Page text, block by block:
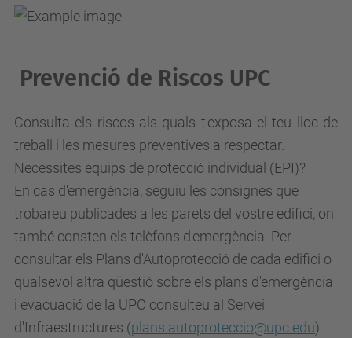
Prevenció de Riscos UPC
Consulta els riscos als quals t'exposa el teu lloc de
treball i les mesures preventives a respectar.
Necessites equips de protecció individual (EPI)?
En cas d'emergència, seguiu les consignes que
trobareu publicades a les parets del vostre edifici, on
també consten els telèfons d'emergència. Per
consultar els Plans d'Autoprotecció de cada edifici o
qualsevol altra qüestió sobre els plans d'emergència
i evacuació de la UPC consulteu al Servei
d'Infraestructures (plans.autoproteccio@upc.edu).